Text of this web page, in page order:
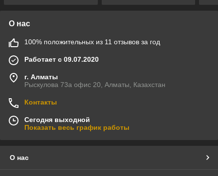
О нас
100% положительных из 11 отзывов за год
Работает с 09.07.2020
г. Алматы
Рыскулова 73а офис 20, Алматы, Казахстан
Контакты
Сегодня выходной
Показать весь график работы
О нас